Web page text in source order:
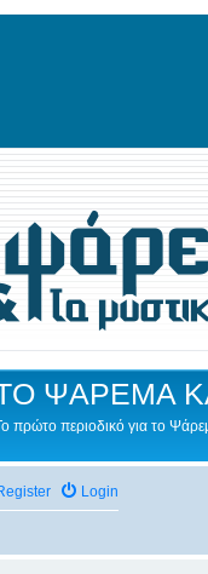
ΨΑΡΕΜΑ
πρώτο περιοδικό για το
Login